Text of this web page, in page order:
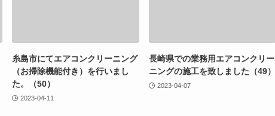
糸島市にてエアコンクリーニング
（お掃除機能付き）を行いまし
た。（50）
2023-04-11
長崎県での業務用エアコンクリー
ニングの施工を致しました（49）
2023-04-07